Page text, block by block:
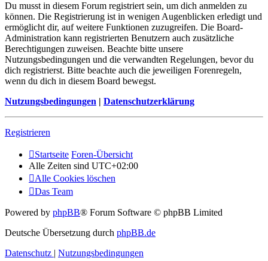
Du musst in diesem Forum registriert sein, um dich anmelden zu
können. Die Registrierung ist in wenigen Augenblicken erledigt und
ermöglicht dir, auf weitere Funktionen zuzugreifen. Die Board-
Administration kann registrierten Benutzern auch zusätzliche
Berechtigungen zuweisen. Beachte bitte unsere
Nutzungsbedingungen und die verwandten Regelungen, bevor du
dich registrierst. Bitte beachte auch die jeweiligen Forenregeln,
wenn du dich in diesem Board bewegst.
Nutzungsbedingungen | Datenschutzerklärung
Registrieren
Startseite Foren-Übersicht
Alle Zeiten sind UTC+02:00
Alle Cookies löschen
Das Team
Powered by phpBB® Forum Software © phpBB Limited
Deutsche Übersetzung durch phpBB.de
Datenschutz | Nutzungsbedingungen